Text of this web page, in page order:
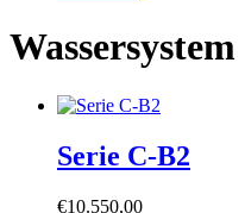
Wassersystem
Serie C-B2
€10.550,00